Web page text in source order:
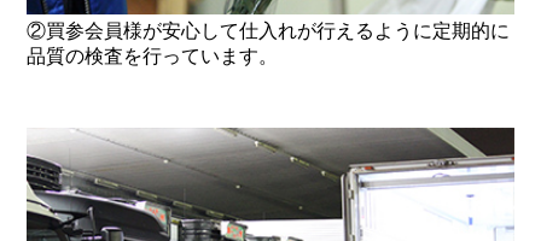
②買参会員様が安心して仕入れが行えるように定期的に
品質の検査を行っています。